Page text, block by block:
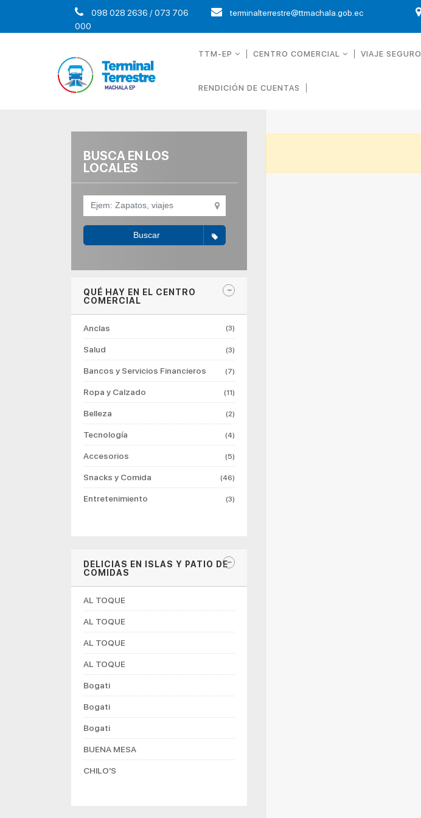
098 028 2636 / 073 706
000
terminalterrestre@ttmachala.gob.ec
TTM-EP CENTRO COMERCIAL VIAJE SEGURO
RENDICIÓN DE CUENTAS
BUSCA EN LOS
LOCALES
Buscar
QUÉ HAY EN EL CENTRO
COMERCIAL
Anclas (3)
Salud (3)
Bancos y Servicios Financieros (7)
Ropa y Calzado (11)
Belleza (2)
Tecnología (4)
Accesorios (5)
Snacks y Comida (46)
Entretenimiento (3)
DELICIAS EN ISLAS Y PATIO DE
COMIDAS
AL TOQUE
AL TOQUE
AL TOQUE
AL TOQUE
Bogati
Bogati
Bogati
BUENA MESA
CHILO'S